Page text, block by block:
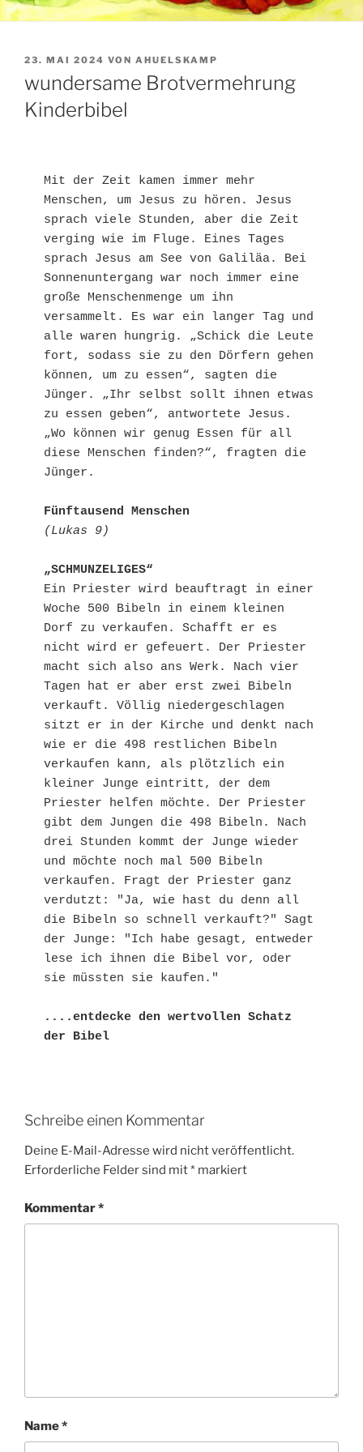
VERÖFFENTLICHT
23. MAI 2024 VON AHUELSKAMP
wundersame Brotvermehrung
Kinderbibel
Mit der Zeit kamen immer mehr
Menschen, um Jesus zu hören. Jesus
sprach viele Stunden, aber die Zeit
verging wie im Fluge. Eines Tages
sprach Jesus am See von Galiläa. Bei
Sonnenuntergang war noch immer eine
große Menschenmenge um ihn
versammelt. Es war ein langer Tag und
alle waren hungrig. „Schick die Leute
fort, sodass sie zu den Dörfern gehen
können, um zu essen“, sagten die
Jünger. „Ihr selbst sollt ihnen etwas
zu essen geben“, antwortete Jesus.
„Wo können wir genug Essen für all
diese Menschen finden?“, fragten die
Jünger.
Fünftausend Menschen
(Lukas 9)
„SCHMUNZELIGES“
Ein Priester wird beauftragt in einer
Woche 500 Bibeln in einem kleinen
Dorf zu verkaufen. Schafft er es
nicht wird er gefeuert. Der Priester
macht sich also ans Werk. Nach vier
Tagen hat er aber erst zwei Bibeln
verkauft. Völlig niedergeschlagen
sitzt er in der Kirche und denkt nach
wie er die 498 restlichen Bibeln
verkaufen kann, als plötzlich ein
kleiner Junge eintritt, der dem
Priester helfen möchte. Der Priester
gibt dem Jungen die 498 Bibeln. Nach
drei Stunden kommt der Junge wieder
und möchte noch mal 500 Bibeln
verkaufen. Fragt der Priester ganz
verdutzt: "Ja, wie hast du denn all
die Bibeln so schnell verkauft?" Sagt
der Junge: "Ich habe gesagt, entweder
lese ich ihnen die Bibel vor, oder
sie müssten sie kaufen."
....entdecke den wertvollen Schatz
der Bibel
Schreibe einen Kommentar
Deine E-Mail-Adresse wird nicht veröffentlicht.
Erforderliche Felder sind mit* markiert
Kommentar*
Name*